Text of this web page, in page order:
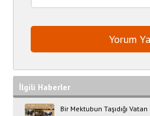
İlgili Haberler
Bir Mektubun Taşıdığı